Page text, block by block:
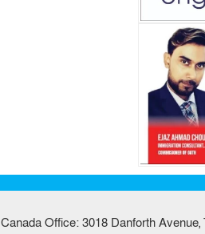
Canada Office: 3018 Danforth Avenue,